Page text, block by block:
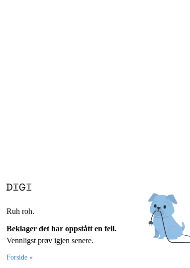
Ruh roh.
Beklager det har oppstått en feil.
Vennligst prøv igjen senere.
Forside »